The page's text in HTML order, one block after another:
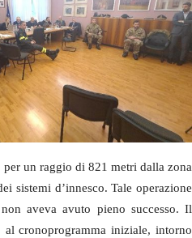
per un raggio di 821 metri dalla zona
sistemi d’innesco. Tale operazione
aveva avuto pieno successo. Il
cronoprogramma iniziale, intorno